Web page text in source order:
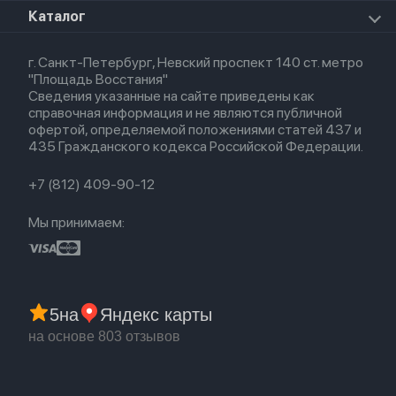
Apple Watch SE 2022
Airpods 3
Airpods (1-е)
EarPods
HomePod 2
Для Macbook
О магазине
Политика конфиденциальности
Оплата и доставка
Партнерская программа
Гарантия
Обмен и возврат
Бонусы
Каталог
Новые поступления
Популярное
Акции
г. Санкт-Петербург, Невский проспект 140 ст. метро
"Площадь Восстания"
Сведения указанные на сайте приведены как
справочная информация и не являются публичной
офертой, определяемой положениями статей 437 и
435 Гражданского кодекса Российской Федерации.
+7 (812) 409-90-12
Мы принимаем:
5на Яндекс карты
на основе 803 отзывов